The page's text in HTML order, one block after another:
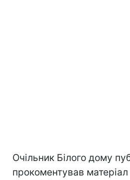
Очільник Білого дому
прокоментував